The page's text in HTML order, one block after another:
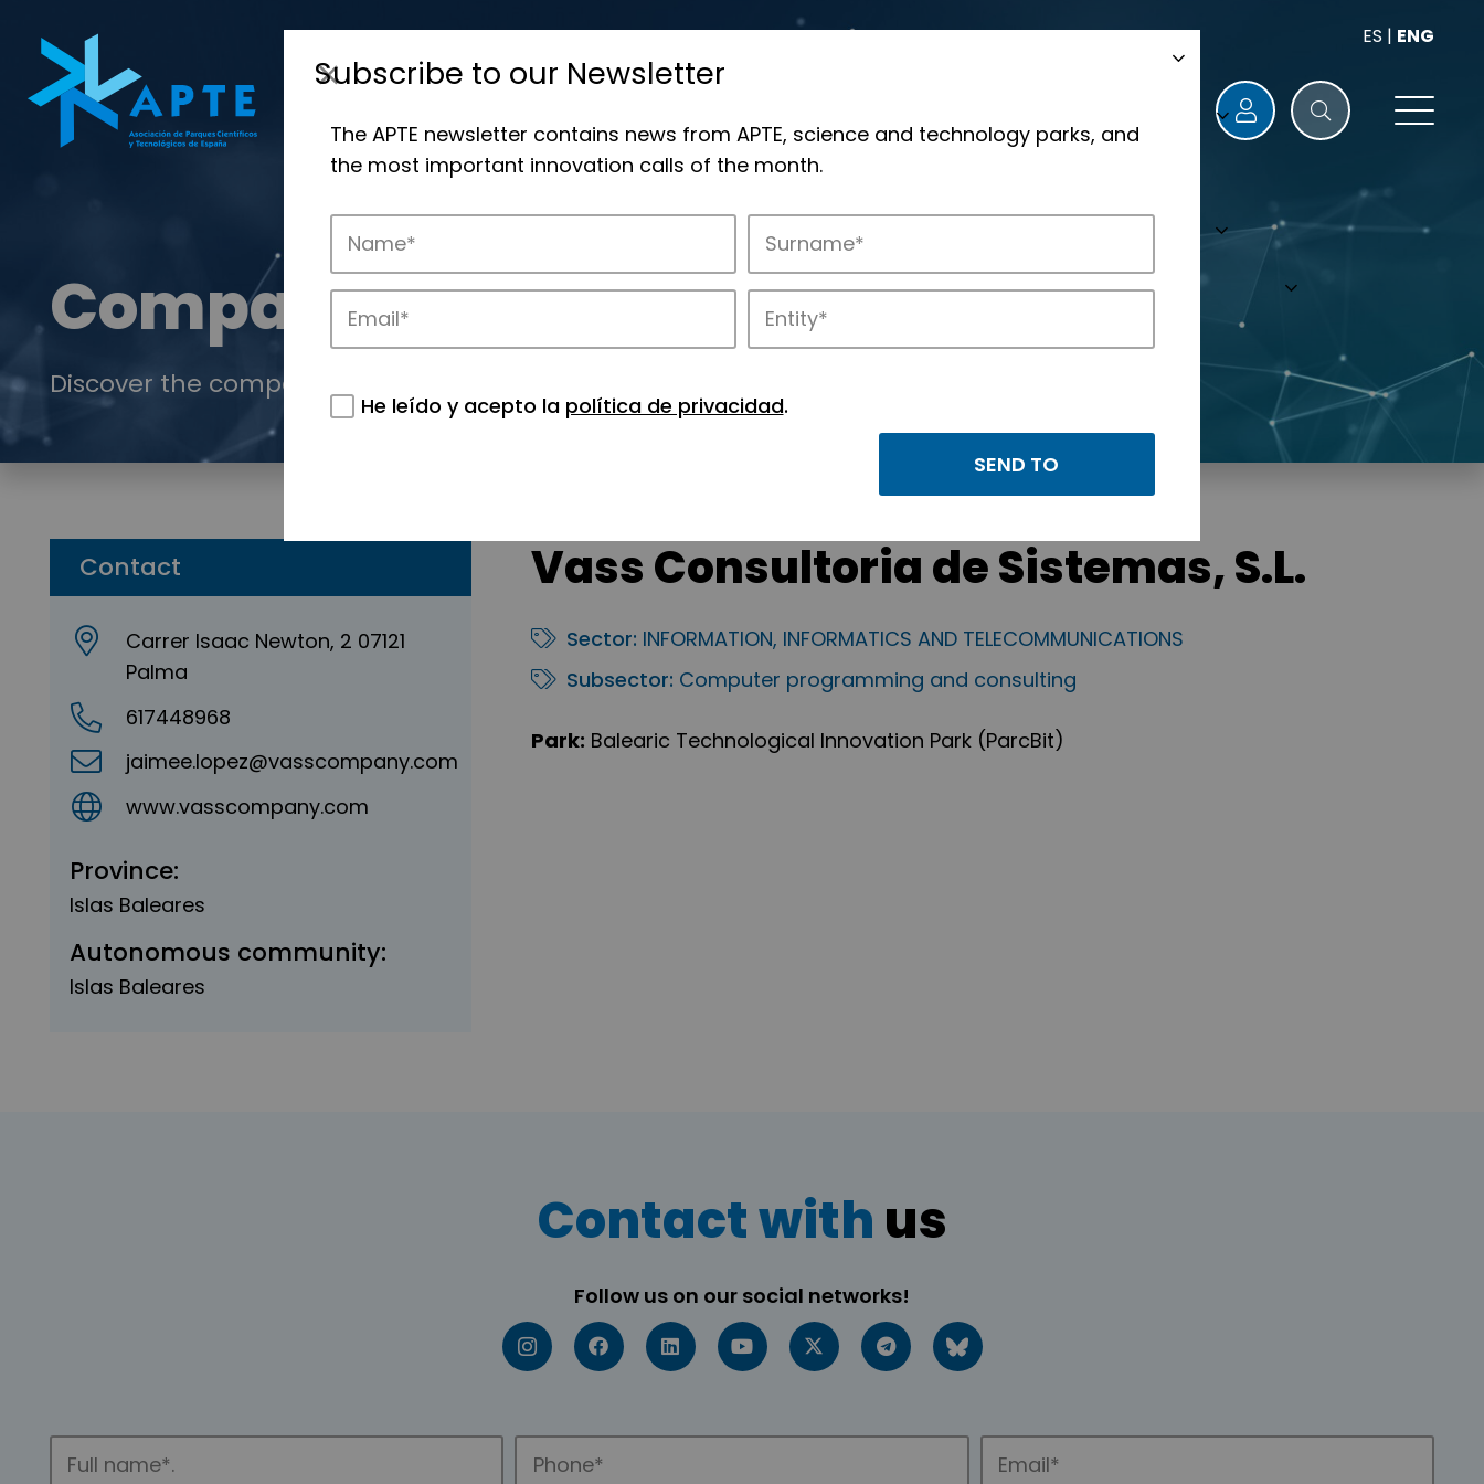
ES | ENG
Companies
Discover the companies that drive innovation in APTE’s parks.
Contact
Carrer Isaac Newton, 2 07121
Palma
617448968
jaimee.lopez@vasscompany.com
www.vasscompany.com
Province:
Islas Baleares
Autonomous community:
Islas Baleares
Vass Consultoria de Sistemas, S.L.
Sector: INFORMATION, INFORMATICS AND TELECOMMUNICATIONS
Subsector: Computer programming and consulting
Park: Balearic Technological Innovation Park (ParcBit)
Contact with us
Follow us on our social networks!
Subscribe to our Newsletter
The APTE newsletter contains news from APTE, science and technology parks, and
the most important innovation calls of the month.
He leído y acepto la política de privacidad.